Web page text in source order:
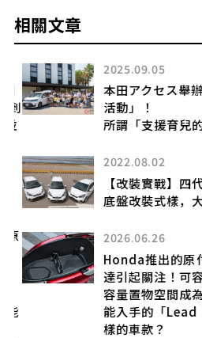
相關文章
2025.09.05
本田アクセス舉
活動」！
所謂「支援育兒
2022.08.02
【改裝實戰】四
底盤改裝式樣，
2026.06.26
Honda推出的原
達引起關注！可
容量置物空間成
能入手的「Lead
樣的車款？